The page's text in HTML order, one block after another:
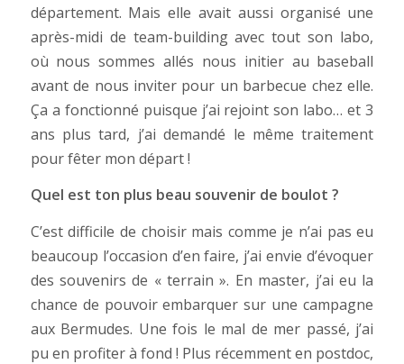
département. Mais elle avait aussi organisé une
après-midi de team-building avec tout son labo,
où nous sommes allés nous initier au baseball
avant de nous inviter pour un barbecue chez elle.
Ça a fonctionné puisque j’ai rejoint son labo… et 3
ans plus tard, j’ai demandé le même traitement
pour fêter mon départ !
Quel est ton plus beau souvenir de boulot ?
C’est difficile de choisir mais comme je n’ai pas eu
beaucoup l’occasion d’en faire, j’ai envie d’évoquer
des souvenirs de « terrain ». En master, j’ai eu la
chance de pouvoir embarquer sur une campagne
aux Bermudes. Une fois le mal de mer passé, j’ai
pu en profiter à fond ! Plus récemment en postdoc,